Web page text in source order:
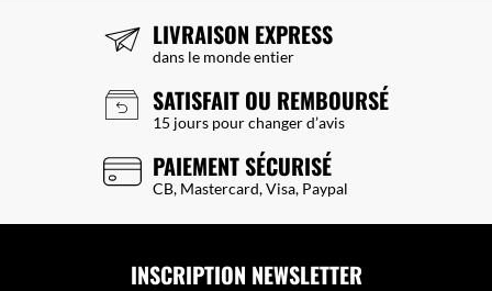
LIVRAISON EXPRESS
dans le monde entier
SATISFAIT OU REMBOURSÉ
15 jours pour changer d’avis
PAIEMENT SÉCURISÉ
CB, Mastercard, Visa, Paypal
INSCRIPTION NEWSLETTER